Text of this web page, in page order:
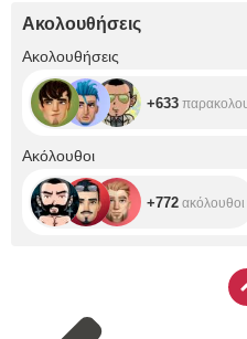
Ακολουθήσεις
Ακολουθήσεις
+633
Ακόλουθοι
+772 ακόλουθοι